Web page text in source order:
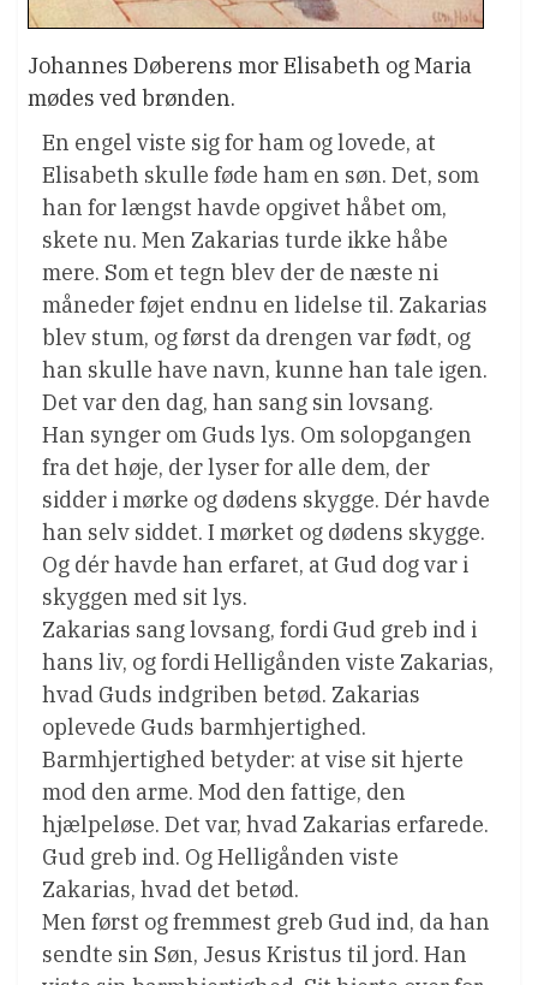
Johannes Døberens mor Elisabeth og Maria
mødes ved brønden.
En engel viste sig for ham og lovede, at
Elisabeth skulle føde ham en søn. Det, som
han for længst havde opgivet håbet om,
skete nu. Men Zakarias turde ikke håbe
mere. Som et tegn blev der de næste ni
måneder føjet endnu en lidelse til. Zakarias
blev stum, og først da drengen var født, og
han skulle have navn, kunne han tale igen.
Det var den dag, han sang sin lovsang.
Han synger om Guds lys. Om solopgangen
fra det høje, der lyser for alle dem, der
sidder i mørke og dødens skygge. Dér havde
han selv siddet. I mørket og dødens skygge.
Og dér havde han erfaret, at Gud dog var i
skyggen med sit lys.
Zakarias sang lovsang, fordi Gud greb ind i
hans liv, og fordi Helligånden viste Zakarias,
hvad Guds indgriben betød. Zakarias
oplevede Guds barmhjertighed.
Barmhjertighed betyder: at vise sit hjerte
mod den arme. Mod den fattige, den
hjælpeløse. Det var, hvad Zakarias erfarede.
Gud greb ind. Og Helligånden viste
Zakarias, hvad det betød.
Men først og fremmest greb Gud ind, da han
sendte sin Søn, Jesus Kristus til jord. Han